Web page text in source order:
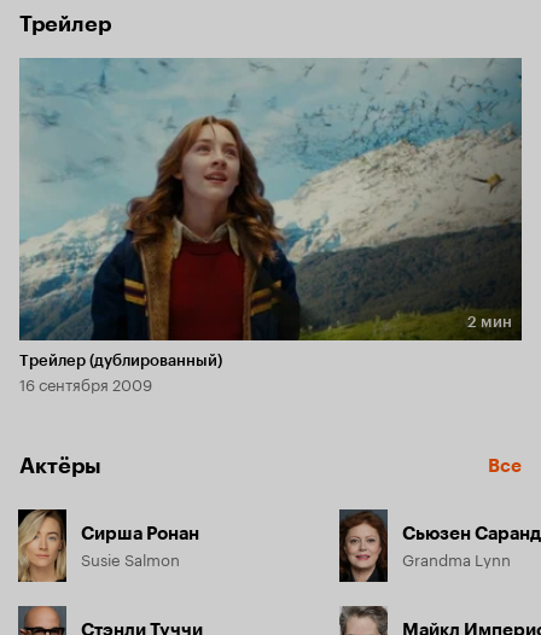
Трейлер
Длительность 2 мин
2 мин
Трейлер (дублированный)
16 сентября 2009
Актёры Все
Сирша Ронан
Susie Salmon
Стэнли Туччи
Сьюзен
Grandma Lynn
Майкл